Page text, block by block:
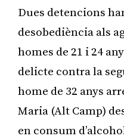
Dues detencions
desobediència als
homes de 21 i 24
delicte contra la
home de 32 anys
Maria (Alt Camp)
en consum